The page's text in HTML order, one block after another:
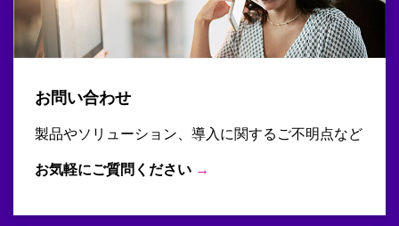
お問い合わせ
製品やソリューション、導入に関するご不明点など
お気軽にご質問ください →